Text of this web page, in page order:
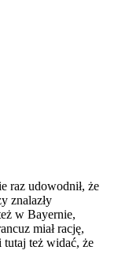
raz udowodnił, że
znalazły
w Bayernie,
miał rację,
też widać, że